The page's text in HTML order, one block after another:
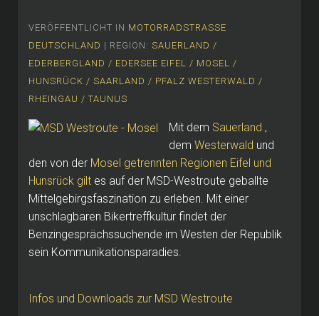
VERÖFFENTLICHT IN MOTORRADSTRASSE
DEUTSCHLAND | REGION: SAUERLAND /
EDERBERGLAND / EDERSEE EIFEL / MOSEL /
HUNSRÜCK / SAARLAND / PFALZ WESTERWALD /
RHEINGAU / TAUNUS
Mit dem Sauerland ,
dem Westerwald und
den von der Mosel getrennten Regionen Eifel und
Hunsrück gilt es auf der MSD-Westroute geballte
Mittelgebirgsfaszination zu erleben. Mit einer
unschlagbaren Bikertreffkultur findet der
Benzingesprächssuchende im Westen der Republik
sein Kommunikationsparadies.
Infos und Downloads zur MSD Westroute